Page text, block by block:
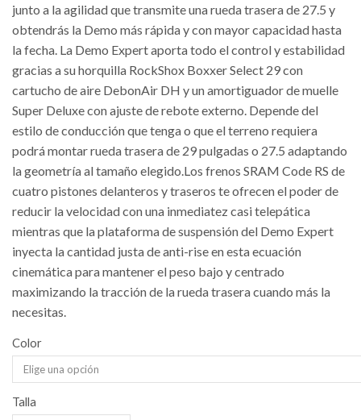
junto a la agilidad que transmite una rueda trasera de 27.5 y
obtendrás la Demo más rápida y con mayor capacidad hasta
la fecha. La Demo Expert aporta todo el control y estabilidad
gracias a su horquilla RockShox Boxxer Select 29 con
cartucho de aire DebonAir DH y un amortiguador de muelle
Super Deluxe con ajuste de rebote externo. Depende del
estilo de conducción que tenga o que el terreno requiera
podrá montar rueda trasera de 29 pulgadas o 27.5 adaptando
la geometría al tamaño elegido.Los frenos SRAM Code RS de
cuatro pistones delanteros y traseros te ofrecen el poder de
reducir la velocidad con una inmediatez casi telepática
mientras que la plataforma de suspensión del Demo Expert
inyecta la cantidad justa de anti-rise en esta ecuación
cinemática para mantener el peso bajo y centrado
maximizando la tracción de la rueda trasera cuando más la
necesitas.
Color
Talla